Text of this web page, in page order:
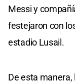
Messi y
festejaron con
estadio Lusail.
De esta